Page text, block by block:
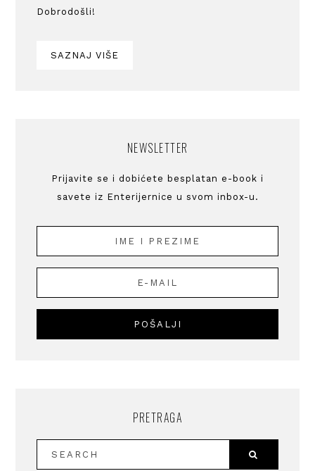
Dobrodošli!
SAZNAJ VIŠE
NEWSLETTER
Prijavite se i dobićete besplatan e-book i
savete iz Enterijernice u svom inbox-u.
PRETRAGA